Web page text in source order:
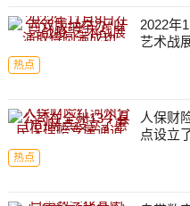
2022年
艺术战
热点
人保财
点设立
热点